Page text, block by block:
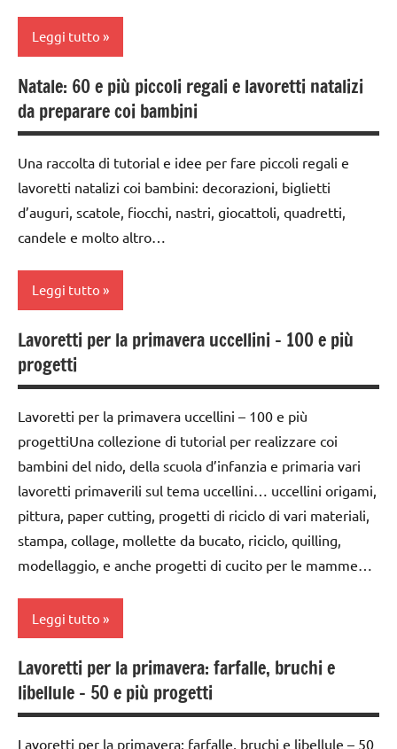
PER ETA'
ARTICOLI
STAGIONI
ARGOMENTI
PER ETA'
ARTICOLI
LINGUAGGIO
poesie /
ricorrenze
TUTTI GLI
ARGOMENTI
TUTTI GLI
ARTICOLI
Leggi tutto
carta
classi
anni
6
FESTE
DELL'ANNO
raccolte
di links
a tema
San
Valentino
TUTORIAL
ARGOMENTI
TUTTI GLI
ARTICOLI
Natale: 60 e più piccoli regali e lavoretti natalizi
da preparare coi bambini
Una raccolta di tutorial e idee per fare piccoli regali e
lavoretti natalizi coi bambini: decorazioni, biglietti
d’auguri, scatole, fiocchi, nastri, giocattoli, quadretti,
candele e molto altro…
Leggi tutto
4a
settimana
di
avvento
albero
di
Natale
classi
1a-5a
da 0
anni
3 ai
6
anni
decorazioni
Lavoretti per la primavera uccellini – 100 e più
progetti
Lavoretti per la primavera uccellini – 100 e più
progettiUna collezione di tutorial per realizzare coi
bambini del nido, della scuola d’infanzia e primaria vari
lavoretti primaverili sul tema uccellini… uccellini origami,
pittura, paper cutting, progetti di riciclo di vari materiali,
stampa, collage, mollette da bucato, riciclo, quilling,
modellaggio, e anche progetti di cucito per le mamme…
Leggi tutto
classi
1a-5a
Lavoretti per la primavera: farfalle, bruchi e
libellule – 50 e più progetti
Lavoretti per la primavera: farfalle, bruchi e libellule – 50